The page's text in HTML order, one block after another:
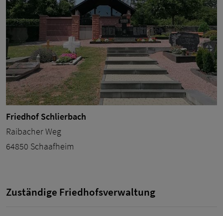
Friedhof Schlierbach
Raibacher Weg
64850 Schaafheim
Zuständige Friedhofsverwaltung